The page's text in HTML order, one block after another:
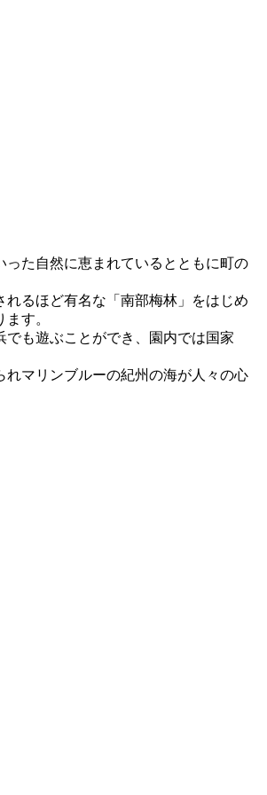
た自然に恵まれているとともに町の
るほど有名な「南部梅林」をはじめ
す。
も遊ぶことができ、園内では国家
マリンブルーの紀州の海が人々の心